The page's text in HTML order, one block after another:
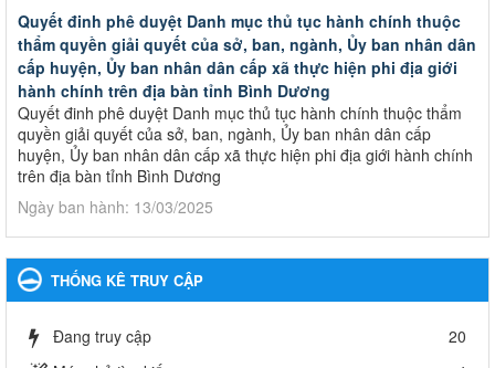
Quyết đinh phê duyệt Danh mục thủ tục hành chính thuộc
thẩm quyền giải quyết của sở, ban, ngành, Ủy ban nhân dân
cấp huyện, Ủy ban nhân dân cấp xã thực hiện phi địa giới
hành chính trên địa bàn tỉnh Bình Dương
Quyết đinh phê duyệt Danh mục thủ tục hành chính thuộc thẩm
quyền giải quyết của sở, ban, ngành, Ủy ban nhân dân cấp
huyện, Ủy ban nhân dân cấp xã thực hiện phi địa giới hành chính
trên địa bàn tỉnh Bình Dương
Ngày ban hành: 13/03/2025
Giáo dục và Đào tạo thành phố Bến Cát
Kế hoạch Phổ biến, giáo dục pháp luật năm 2025 của ngành
Ngày ban hành: 28/02/2025
THỐNG KÊ TRUY CẬP
Đang truy cập
20